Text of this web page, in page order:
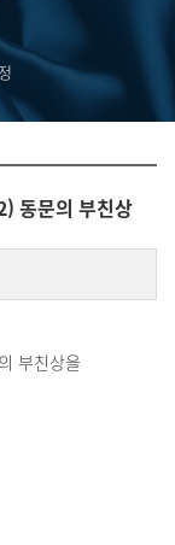
동문의 부친상
부친상을